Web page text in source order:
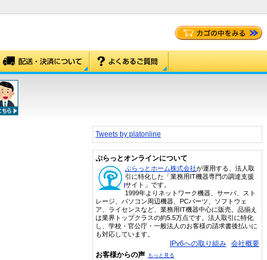
Tweets by platonline
ぷらっとオンラインについて
ぷらっとホーム株式会社が運用する、法人取
引に特化した「業務用IT機器専門の調達支援
サイト」です。
1999年よりネットワーク機器、サーバ、スト
レージ、パソコン周辺機器、PCパーツ、ソフトウェ
ア、ライセンスなど、業務用IT機器中心に販売。品揃え
は業界トップクラスの約5.5万点です。法人取引に特化
し、学校・官公庁・一般法人のお客様の請求書後払いに
も対応しています。
IPv6への取り組み 会社概要
お客様からの声 もっと見る